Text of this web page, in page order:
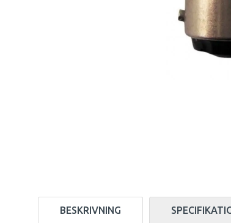
BESKRIVNING